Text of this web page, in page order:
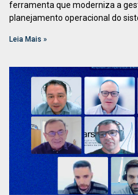
ferramenta que moderniza a
planejamento operacional do
Leia Mais »